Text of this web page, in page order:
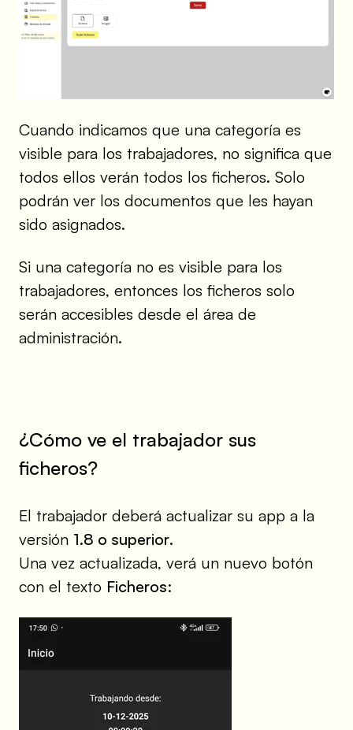
Cuando indicamos que una categoría es
visible para los trabajadores, no significa que
todos ellos verán todos los ficheros. Solo
podrán ver los documentos que les hayan
sido asignados.
Si una categoría no es visible para los
trabajadores, entonces los ficheros solo
serán accesibles desde el área de
administración.
¿Cómo ve el trabajador sus
ficheros?
El trabajador deberá actualizar su app a la
versión 1.8 o superior.
Una vez actualizada, verá un nuevo botón
con el texto Ficheros: